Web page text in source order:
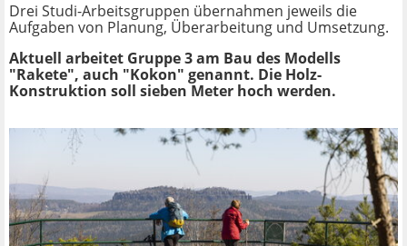
Drei Studi-Arbeitsgruppen übernahmen jeweils die
Aufgaben von Planung, Überarbeitung und Umsetzung.
Aktuell arbeitet Gruppe 3 am Bau des Modells
"Rakete", auch "Kokon" genannt. Die Holz-
Konstruktion soll sieben Meter hoch werden.